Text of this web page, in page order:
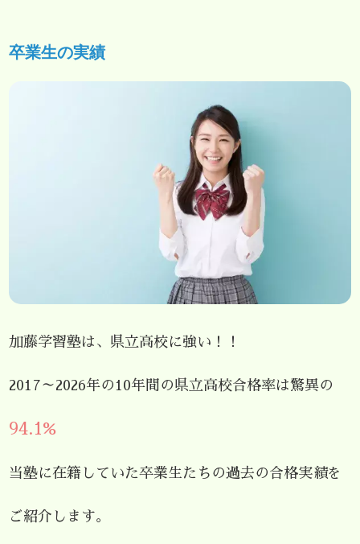
卒業生の実績
加藤学習塾は、県立高校に強い！！
2017～2026年の10年間の県立高校合格率は驚異の
94.1%
当塾に在籍していた卒業生たちの過去の合格実績を
ご紹介します。